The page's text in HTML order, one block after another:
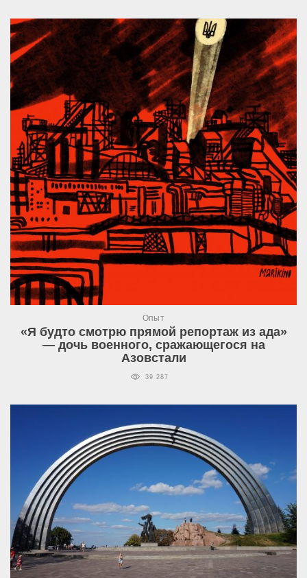
Опыт
«Я будто смотрю прямой репортаж из ада»
— дочь военного, сражающегося на
Азовстали
39 287